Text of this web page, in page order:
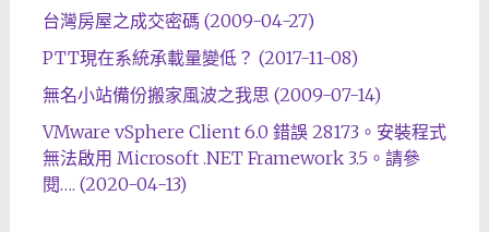
台灣房屋之成交密碼 (2009-04-27)
PTT現在系統承載量變低？ (2017-11-08)
無名小站備份搬家風波之我思 (2009-07-14)
VMware vSphere Client 6.0 錯誤 28173。安裝程式
無法啟用 Microsoft .NET Framework 3.5。請參
閱…. (2020-04-13)